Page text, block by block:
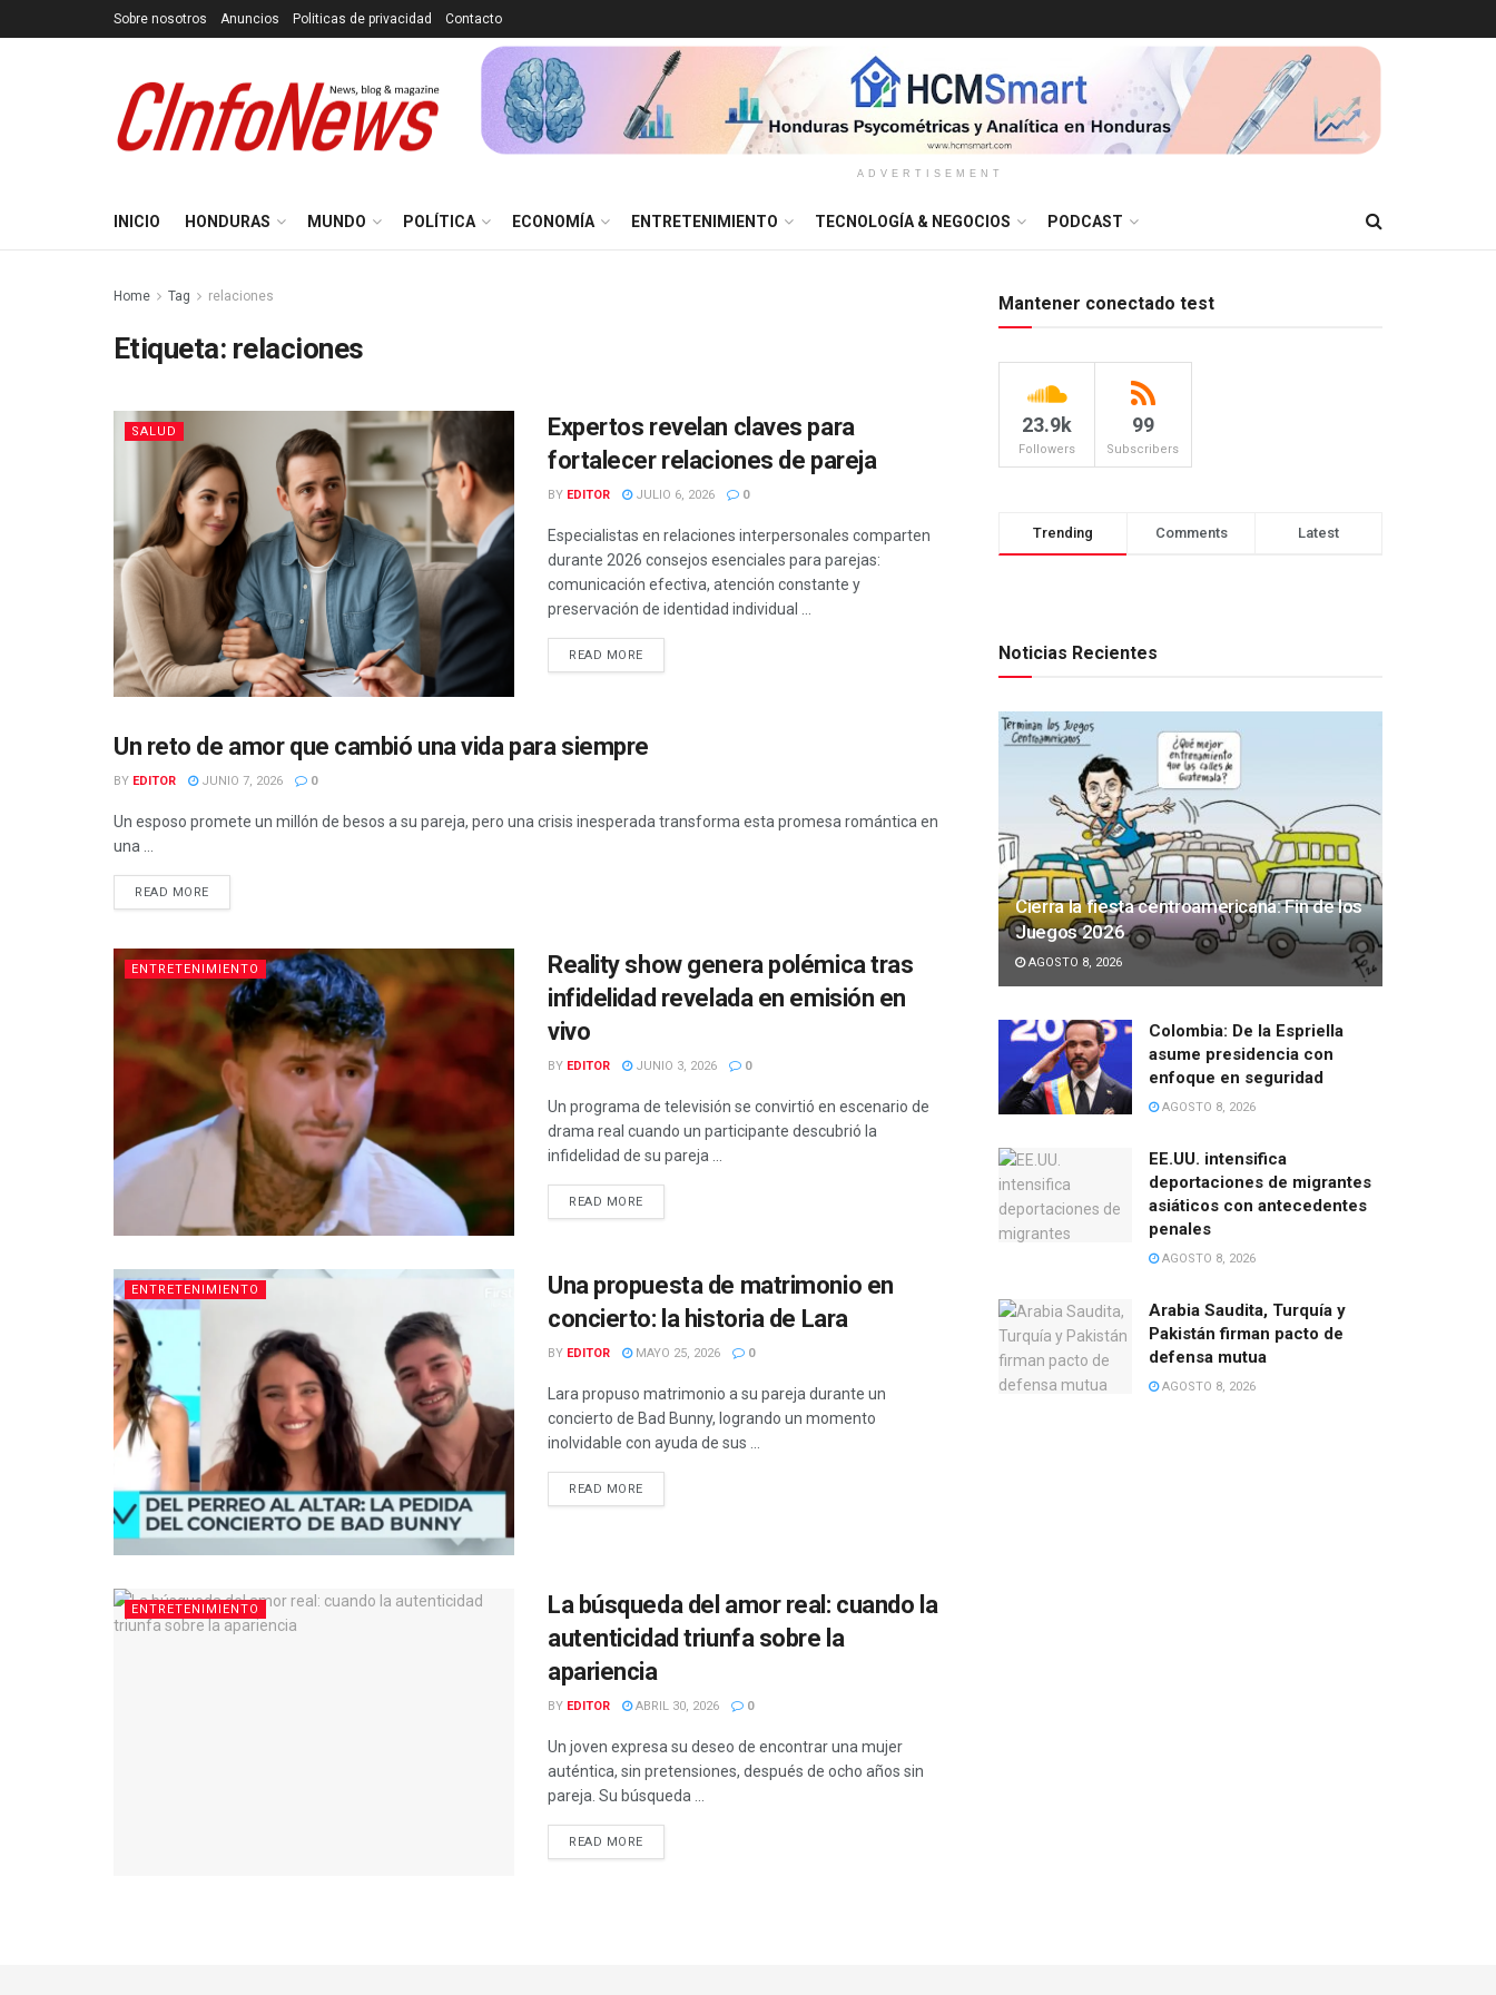
Sobre nosotros Anuncios Politicas de privacidad Contacto
ADVERTISEMENT
INICIO HONDURAS MUNDO POLÍTICA ECONOMÍA ENTRETENIMIENTO TECNOLOGÍA & NEGOCIOS PODCAST
Home Tag relaciones
Etiqueta: relaciones
SALUD
Expertos revelan claves para
fortalecer relaciones de pareja
BY EDITOR JULIO 6, 2026 0
Especialistas en relaciones interpersonales comparten
durante 2026 consejos esenciales para parejas:
comunicación efectiva, atención constante y
preservación de identidad individual ...
READ MORE
ENTRETENIMIENTO
Un reto de amor que cambió una vida para siempre
BY EDITOR JUNIO 7, 2026 0
Un esposo promete un millón de besos a su pareja, pero una crisis inesperada transforma esta promesa romántica en
una ...
READ MORE
ENTRETENIMIENTO
Reality show genera polémica tras
infidelidad revelada en emisión en
vivo
BY EDITOR JUNIO 3, 2026 0
Un programa de televisión se convirtió en escenario de
drama real cuando un participante descubrió la
infidelidad de su pareja ...
READ MORE
ENTRETENIMIENTO
Una propuesta de matrimonio en
concierto: la historia de Lara
BY EDITOR MAYO 25, 2026 0
Lara propuso matrimonio a su pareja durante un
concierto de Bad Bunny, logrando un momento
inolvidable con ayuda de sus ...
READ MORE
ENTRETENIMIENTO
La búsqueda del amor real: cuando la
autenticidad triunfa sobre la
apariencia
BY EDITOR ABRIL 30, 2026 0
Un joven expresa su deseo de encontrar una mujer
auténtica, sin pretensiones, después de ocho años sin
pareja. Su búsqueda ...
READ MORE
Mantener conectado test
23.9k
Followers
99
Subscribers
Trending Comments Latest
Noticias Recientes
Cierra la fiesta centroamericana: Fin de los
Juegos 2026
AGOSTO 8, 2026
Colombia: De la Espriella
asume presidencia con
enfoque en seguridad
AGOSTO 8, 2026
EE.UU. intensifica
deportaciones de migrantes
asiáticos con antecedentes
penales
AGOSTO 8, 2026
Arabia Saudita, Turquía y
Pakistán firman pacto de
defensa mutua
AGOSTO 8, 2026